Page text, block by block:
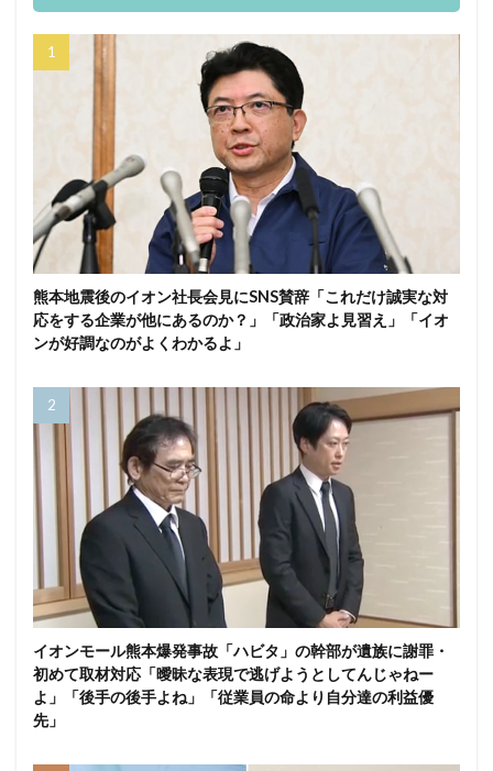
熊本地震後のイオン社長会見にSNS賛辞「これだけ誠実な対
応をする企業が他にあるのか？」「政治家よ見習え」「イオ
ンが好調なのがよくわかるよ」
イオンモール熊本爆発事故「ハビタ」の幹部が遺族に謝罪・
初めて取材対応「曖昧な表現で逃げようとしてんじゃねー
よ」「後手の後手よね」「従業員の命より自分達の利益優
先」